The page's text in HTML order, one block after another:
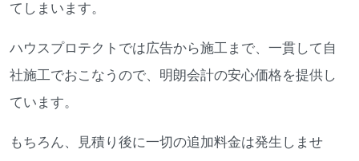
てしまいます。
ハウスプロテクトでは広告から施工まで、一貫して自
社施工でおこなうので、明朗会計の安心価格を提供し
ています。
もちろん、見積り後に一切の追加料金は発生しませ